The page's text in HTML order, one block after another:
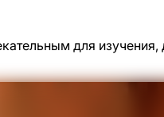
для